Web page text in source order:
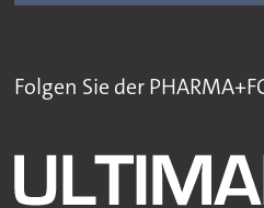
Folgen Sie der